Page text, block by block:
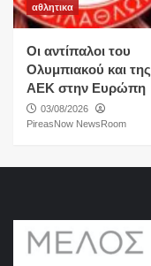
αθλητικα
Οι αντίπαλοι του
Ολυμπιακού και της
ΑΕΚ στην Ευρώπη
03/08/2026
PireasNow NewsRoom